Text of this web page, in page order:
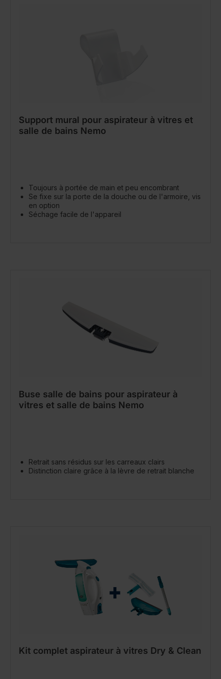
Support mural pour aspirateur à vitres et
salle de bains Nemo
Toujours à portée de main et peu encombrant
Se fixe sur la porte de la douche ou de l'armoire, vis
en option
Séchage facile de l'appareil
Buse salle de bains pour aspirateur à
vitres et salle de bains Nemo
Retrait sans résidus sur les carreaux clairs
Distinction claire grâce à la lèvre de retrait blanche
Kit complet aspirateur à vitres Dry & Clean